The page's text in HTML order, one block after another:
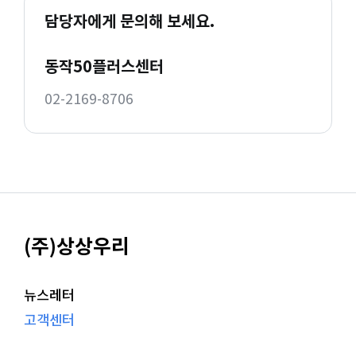
담당자에게 문의해 보세요.
동작50플러스센터
02-2169-8706
(주)상상우리
뉴스레터
고객센터